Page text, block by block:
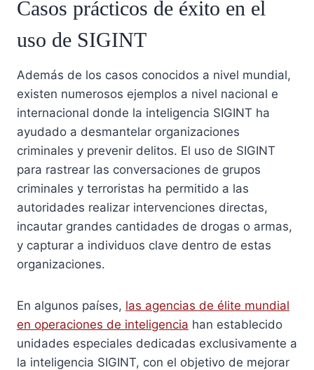
Casos prácticos de éxito en el
uso de SIGINT
Además de los casos conocidos a nivel mundial,
existen numerosos ejemplos a nivel nacional e
internacional donde la inteligencia SIGINT ha
ayudado a desmantelar organizaciones
criminales y prevenir delitos. El uso de SIGINT
para rastrear las conversaciones de grupos
criminales y terroristas ha permitido a las
autoridades realizar intervenciones directas,
incautar grandes cantidades de drogas o armas,
y capturar a individuos clave dentro de estas
organizaciones.
En algunos países, las agencias de élite mundial
en operaciones de inteligencia han establecido
unidades especiales dedicadas exclusivamente a
la inteligencia SIGINT, con el objetivo de mejorar